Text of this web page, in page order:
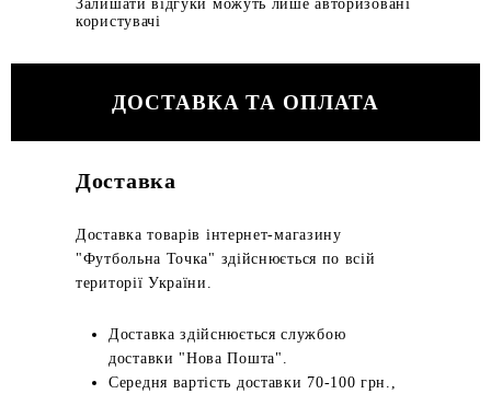
Залишати відгуки можуть лише авторизовані
користувачі
ДОСТАВКА ТА ОПЛАТА
Доставка
Доставка товарів інтернет-магазину
"Футбольна Точка" здійснюється по всій
території України.
Доставка здійснюється службою
доставки "Нова Пошта".
Середня вартість доставки 70-100 грн.,